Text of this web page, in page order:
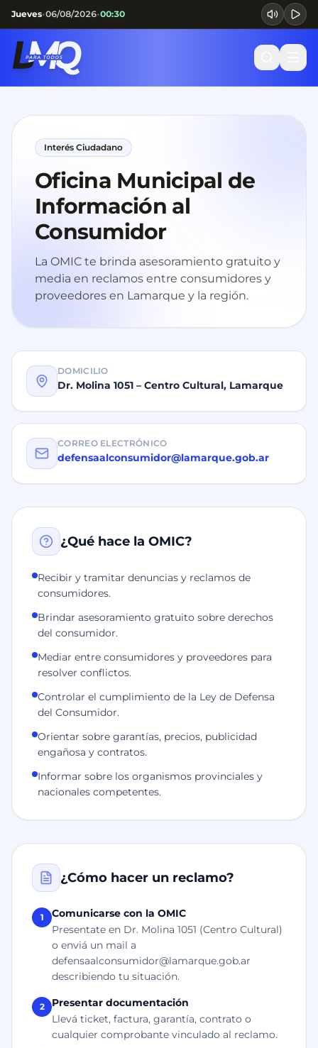
Jueves•06/08/2026•00:30
Interés Ciudadano
Oficina Municipal de
Información al
Consumidor
La OMIC te brinda asesoramiento gratuito y
media en reclamos entre consumidores y
proveedores en Lamarque y la región.
DOMICILIO
Dr. Molina 1051 – Centro Cultural, Lamarque
CORREO ELECTRÓNICO
defensaalconsumidor@lamarque.gob.ar
¿Qué hace la OMIC?
Recibir y tramitar denuncias y reclamos de
consumidores.
Brindar asesoramiento gratuito sobre derechos
del consumidor.
Mediar entre consumidores y proveedores para
resolver conflictos.
Controlar el cumplimiento de la Ley de Defensa
del Consumidor.
Orientar sobre garantías, precios, publicidad
engañosa y contratos.
Informar sobre los organismos provinciales y
nacionales competentes.
¿Cómo hacer un reclamo?
1
Comunicarse con la OMIC
Presentate en Dr. Molina 1051 (Centro Cultural)
o enviá un mail a
defensaalconsumidor@lamarque.gob.ar
describiendo tu situación.
2
Presentar documentación
Llevá ticket, factura, garantía, contrato o
cualquier comprobante vinculado al reclamo.